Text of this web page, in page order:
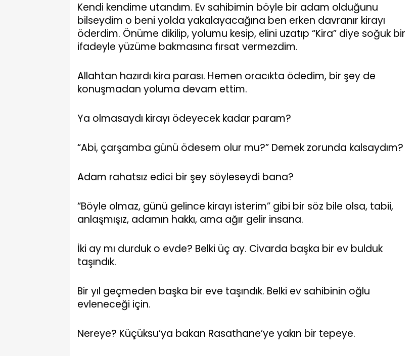
Kendi kendime utandım. Ev sahibimin böyle bir adam olduğunu
bilseydim o beni yolda yakalayacağına ben erken davranır kirayı
öderdim. Önüme dikilip, yolumu kesip, elini uzatıp “Kira” diye soğuk bir
ifadeyle yüzüme bakmasına fırsat vermezdim.
Allahtan hazırdı kira parası. Hemen oracıkta ödedim, bir şey de
konuşmadan yoluma devam ettim.
Ya olmasaydı kirayı ödeyecek kadar param?
“Abi, çarşamba günü ödesem olur mu?” Demek zorunda kalsaydım?
Adam rahatsız edici bir şey söyleseydi bana?
“Böyle olmaz, günü gelince kirayı isterim” gibi bir söz bile olsa, tabii,
anlaşmışız, adamın hakkı, ama ağır gelir insana.
İki ay mı durduk o evde? Belki üç ay. Civarda başka bir ev bulduk
taşındık.
Bir yıl geçmeden başka bir eve taşındık. Belki ev sahibinin oğlu
evleneceği için.
Nereye? Küçüksu’ya bakan Rasathane’ye yakın bir tepeye.